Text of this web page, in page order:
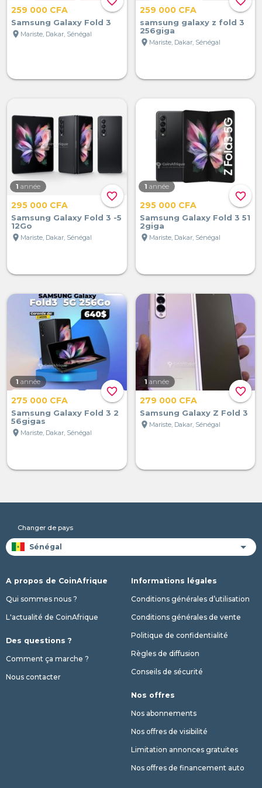
259 000 CFA
Samsung Galaxy Fold 3
location_on Mariste, Dakar, Sénégal
259 000 CFA
samsung galaxy z fold 3
256giga
location_on Mariste, Dakar, Sénégal
favorite_border
1 année
295 000 CFA
Samsung Galaxy Fold 3 -5
12Go
location_on Mariste, Dakar, Sénégal
favorite_border
1 année
295 000 CFA
Samsung Galaxy Fold 3 51
2giga
location_on Mariste, Dakar, Sénégal
favorite_border
1 année
275 000 CFA
Samsung Galaxy Fold 3 2
56gigas
location_on Mariste, Dakar, Sénégal
favorite_border
1 année
279 000 CFA
Samsung Galaxy Z Fold 3
location_on Mariste, Dakar, Sénégal
Changer de pays
A propos de CoinAfrique
Qui sommes nous ?
L'actualité de CoinAfrique
Des questions ?
Comment ça marche ?
Nous contacter
Informations légales
Conditions générales d’utilisation
Conditions générales de vente
Politique de confidentialité
Règles de diffusion
Conseils de sécurité
Nos offres
Nos abonnements
Nos offres de visibilité
Limitation annonces gratuites
Nos offres de financement auto